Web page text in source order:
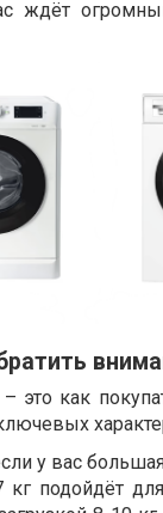
ждёт
это как
у вас
подойдёт